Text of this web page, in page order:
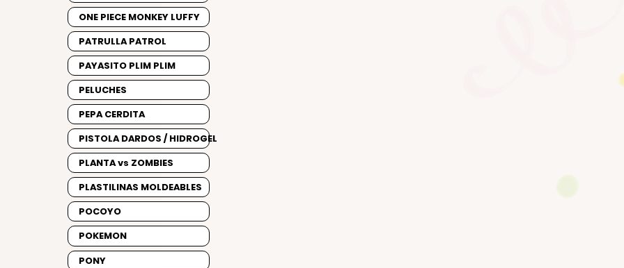
ONE PIECE MONKEY LUFFY
PATRULLA PATROL
PAYASITO PLIM PLIM
PELUCHES
PEPA CERDITA
PISTOLA DARDOS / HIDROGEL
PLANTA vs ZOMBIES
PLASTILINAS MOLDEABLES
POCOYO
POKEMON
PONY